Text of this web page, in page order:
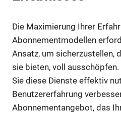
Die Maximierung Ihrer
Abonnementmodellen
Ansatz, um sicherzustellen,
sie bieten, voll
Sie diese Dienste effektiv
Benutzererfahrung
Abonnementangebot, das